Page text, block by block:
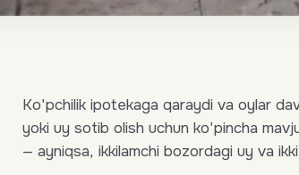
Ko'pchilik ipotekaga qaraydi va oylar
yoki uy sotib olish uchun ko'pincha
— ayniqsa, ikkilamchi bozordagi uy va